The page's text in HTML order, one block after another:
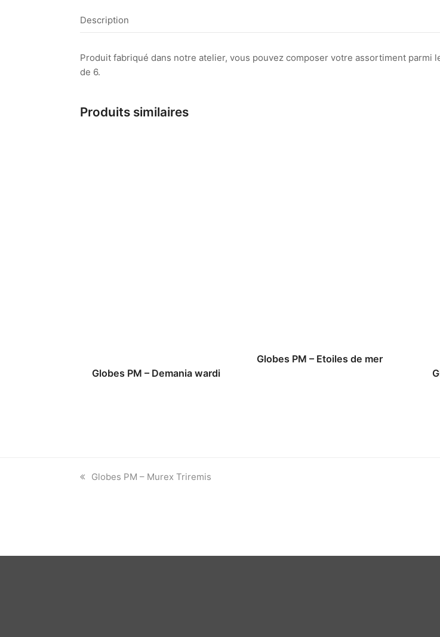
Description
Produit fabriqué dans notre atelier, vous pouvez composer votre assortiment
de 6.
Produits similaires
Globes PM – Demania wardi
Globes PM – Etoiles de mer
previous
Globes PM – Murex Triremis